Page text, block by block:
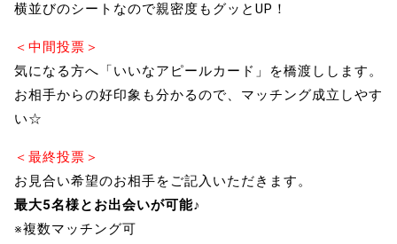
横並びのシートなので親密度もグッとUP！
＜中間投票＞
気になる方へ「いいなアピールカード」を橋渡しします。
お相手からの好印象も分かるので、マッチング成立しやす
い☆
＜最終投票＞
お見合い希望のお相手をご記入いただきます。
最大5名様とお出会いが可能♪
※複数マッチング可